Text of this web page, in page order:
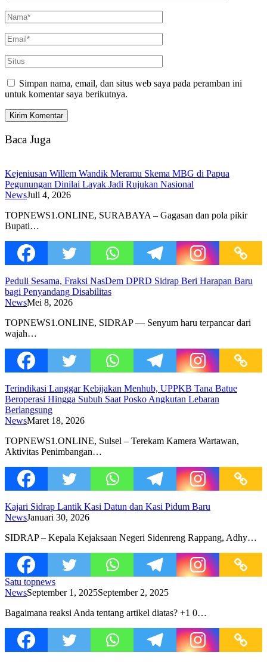
Simpan nama, email, dan situs web saya pada peramban ini
untuk komentar saya berikutnya.
Baca Juga
Kejeniusan Willem Wandik Meramu Skema MBG di Papua
Pegunungan Dinilai Layak Jadi Rujukan Nasional
NewsJuli 4, 2026
TOPNEWS1.ONLINE, SURABAYA – Gagasan dan pola pikir
Bupati…
Peduli Sesama, Fraksi NasDem DPRD Sidrap Beri Harapan Baru
bagi Penyandang Disabilitas
NewsMei 8, 2026
TOPNEWS1.ONLINE, SIDRAP — Senyum haru terpancar dari
wajah…
Terindikasi Langgar Kebijakan Menhub, UPPKB Tana Batue
Beroperasi Hingga Subuh Saat Posko Angkutan Lebaran
Berlangsung
NewsMaret 18, 2026
TOPNEWS1.ONLINE, Sulsel – Terekam Kamera Wartawan,
Aktivitas Penimbangan…
Kajari Sidrap Lantik Kasi Datun dan Kasi Pidum Baru
NewsJanuari 30, 2026
SIDRAP – Kepala Kejaksaan Negeri Sidenreng Rappang, Adhy…
Satu topnews
NewsSeptember 1, 2025September 2, 2025
Bagaimana reaksi Anda tentang artikel diatas? +1 0…